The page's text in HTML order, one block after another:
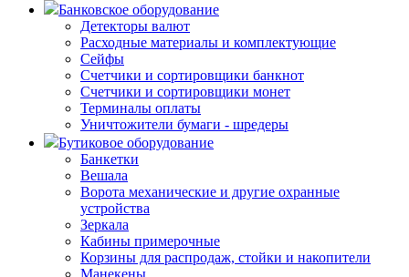
Банковское оборудование
Детекторы валют
Расходные материалы и комплектующие
Сейфы
Счетчики и сортировщики банкнот
Счетчики и сортировщики монет
Терминалы оплаты
Уничтожители бумаги - шредеры
Бутиковое оборудование
Банкетки
Вешала
Ворота механические и другие охранные
устройства
Зеркала
Кабины примерочные
Корзины для распродаж, стойки и накопители
Манекены